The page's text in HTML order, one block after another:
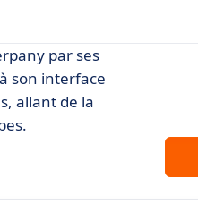
par ses
son interface
allant de la